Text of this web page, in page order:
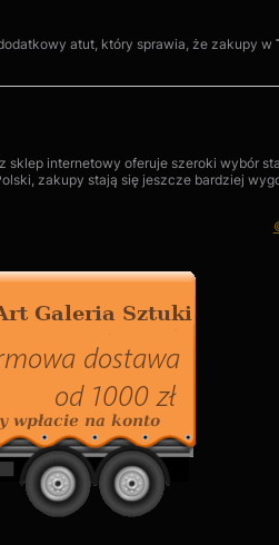
atut, który sprawia, że zakupy w
internetowy oferuje szeroki wybór
zakupy stają się jeszcze bardziej